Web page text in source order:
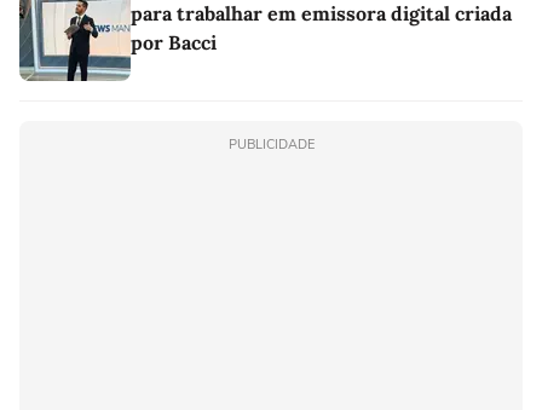
para trabalhar em emissora digital criada
por Bacci
PUBLICIDADE